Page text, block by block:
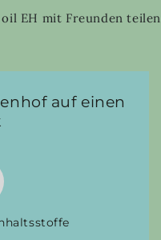
EH mit Freunden teilen
auf einen